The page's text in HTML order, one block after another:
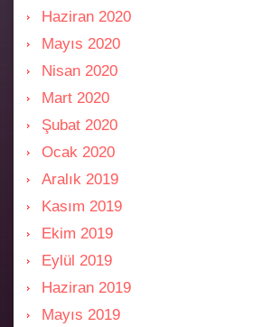
Haziran 2020
Mayıs 2020
Nisan 2020
Mart 2020
Şubat 2020
Ocak 2020
Aralık 2019
Kasım 2019
Ekim 2019
Eylül 2019
Haziran 2019
Mayıs 2019